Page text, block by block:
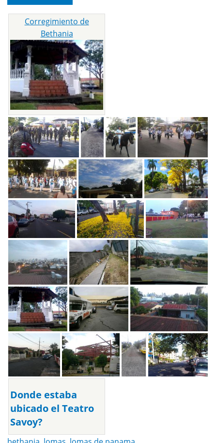
Corregimiento de
Bethania
Donde estaba
ubicado el Teatro
Savoy?